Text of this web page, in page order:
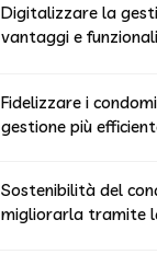
Digitalizzare la
vantaggi e
Fidelizzare i
gestione più
Sostenibilità del
migliorarla tramite